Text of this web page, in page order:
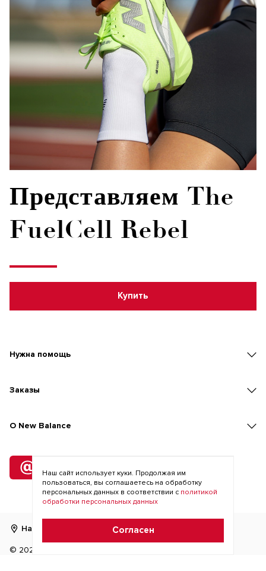
Представляем The
FuelCell Rebel
Купить
Нужна помощь
Заказы
O New Balance
на рассылку
Найти магазин KZ
© 2026
Наш сайт использует куки. Продолжая им
пользоваться, вы соглашаетесь на обработку
персональных данных в соответствии с политикой
обработки персональных данных
Согласен